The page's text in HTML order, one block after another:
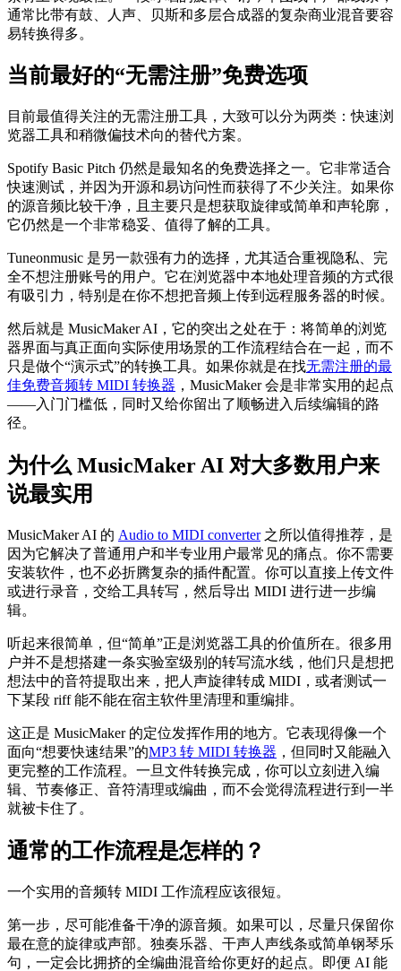
通常比带有鼓、人声、贝斯和多层合成器的复杂商业混音要容
易转换得多。
当前最好的“无需注册”免费选项
目前最值得关注的无需注册工具，大致可以分为两类：快速浏
览器工具和稍微偏技术向的替代方案。
Spotify Basic Pitch 仍然是最知名的免费选择之一。它非常适合
快速测试，并因为开源和易访问性而获得了不少关注。如果你
的源音频比较干净，且主要只是想获取旋律或简单和声轮廓，
它仍然是一个非常稳妥、值得了解的工具。
Tuneonmusic 是另一款强有力的选择，尤其适合重视隐私、完
全不想注册账号的用户。它在浏览器中本地处理音频的方式很
有吸引力，特别是在你不想把音频上传到远程服务器的时候。
然后就是 MusicMaker AI，它的突出之处在于：将简单的浏览
器界面与真正面向实际使用场景的工作流程结合在一起，而不
只是做个“演示式”的转换工具。如果你就是在找无需注册的最
佳免费音频转 MIDI 转换器 ，MusicMaker 会是非常实用的起点
——入门门槛低，同时又给你留出了顺畅进入后续编辑的路
径。
为什么 MusicMaker AI 对大多数用户来
说最实用
MusicMaker AI 的 Audio to MIDI converter之所以值得推荐，是
因为它解决了普通用户和半专业用户最常见的痛点。你不需要
安装软件，也不必折腾复杂的插件配置。你可以直接上传文件
或进行录音，交给工具转写，然后导出 MIDI 进行进一步编
辑。
听起来很简单，但“简单”正是浏览器工具的价值所在。很多用
户并不是想搭建一条实验室级别的转写流水线，他们只是想把
想法中的音符提取出来，把人声旋律转成 MIDI，或者测试一
下某段 riff 能不能在宿主软件里清理和重编排。
这正是 MusicMaker 的定位发挥作用的地方。它表现得像一个
面向“想要快速结果”的MP3 转 MIDI 转换器 ，但同时又能融入
更完整的工作流程。一旦文件转换完成，你可以立刻进入编
辑、节奏修正、音符清理或编曲，而不会觉得流程进行到一半
就被卡住了。
通常的工作流程是怎样的？
一个实用的音频转 MIDI 工作流程应该很短。
第一步，尽可能准备干净的源音频。如果可以，尽量只保留你
最在意的旋律或声部。独奏乐器、干声人声线条或简单钢琴乐
句，一定会比拥挤的全编曲混音给你更好的起点。即便 AI 能